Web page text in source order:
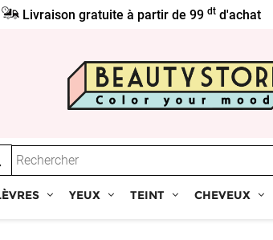
Livraison gratuite à partir de 99dt d'achat
YEUX TEINT CHEVEUX